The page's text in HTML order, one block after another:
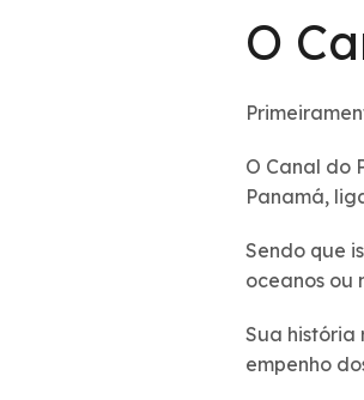
O
O Canal do
Panamá,
Sendo que
oceanos ou
Sua história
empenho